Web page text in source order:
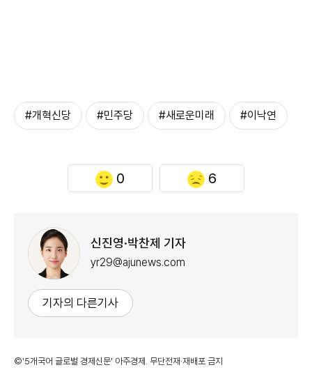
#개혁신당 #민주당 #새로운미래 #이낙연
0 6
신진영·박찬제 기자
yr29@ajunews.com
기자의 다른기사
©'5개국어 글로벌 경제신문' 아주경제. 무단전재·재배포 금지